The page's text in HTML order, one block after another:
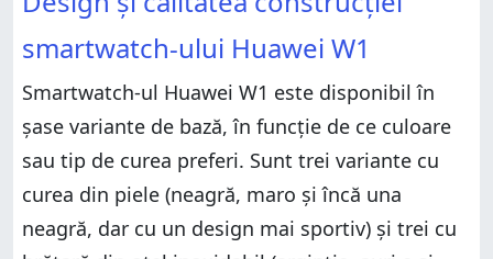
smartwatch-ului Huawei W1
Smartwatch-ul Huawei W1 este disponibil în
șase variante de bază, în funcție de ce culoare
sau tip de curea preferi. Sunt trei variante cu
curea din piele (neagră, maro și încă una
neagră, dar cu un design mai sportiv) și trei cu